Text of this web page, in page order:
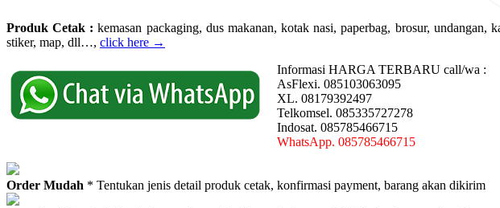
Produk Cetak : kemasan packaging, dus makanan, kotak nasi, paperbag, brosur,
stiker, map, dll…, click here →
Informasi HARGA TERBARU call/wa :
AsFlexi. 085103063095
XL. 08179392497
Telkomsel. 085335727278
Indosat. 085785466715
WhatsApp. 085785466715
Order Mudah * Tentukan jenis detail produk cetak, konfirmasi payment, barang akan dikirim